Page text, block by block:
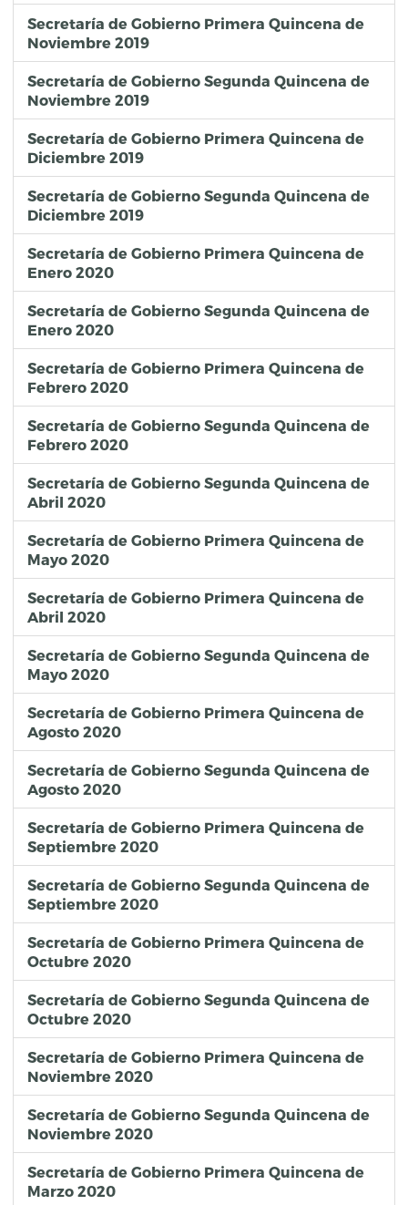
Secretaría de Gobierno Primera Quincena de
Noviembre 2019
Secretaría de Gobierno Segunda Quincena de
Noviembre 2019
Secretaría de Gobierno Primera Quincena de
Diciembre 2019
Secretaría de Gobierno Segunda Quincena de
Diciembre 2019
Secretaría de Gobierno Primera Quincena de
Enero 2020
Secretaría de Gobierno Segunda Quincena de
Enero 2020
Secretaría de Gobierno Primera Quincena de
Febrero 2020
Secretaría de Gobierno Segunda Quincena de
Febrero 2020
Secretaría de Gobierno Segunda Quincena de
Abril 2020
Secretaría de Gobierno Primera Quincena de
Mayo 2020
Secretaría de Gobierno Primera Quincena de
Abril 2020
Secretaría de Gobierno Segunda Quincena de
Mayo 2020
Secretaría de Gobierno Primera Quincena de
Agosto 2020
Secretaría de Gobierno Segunda Quincena de
Agosto 2020
Secretaría de Gobierno Primera Quincena de
Septiembre 2020
Secretaría de Gobierno Segunda Quincena de
Septiembre 2020
Secretaría de Gobierno Primera Quincena de
Octubre 2020
Secretaría de Gobierno Segunda Quincena de
Octubre 2020
Secretaría de Gobierno Primera Quincena de
Noviembre 2020
Secretaría de Gobierno Segunda Quincena de
Noviembre 2020
Secretaría de Gobierno Primera Quincena de
Marzo 2020